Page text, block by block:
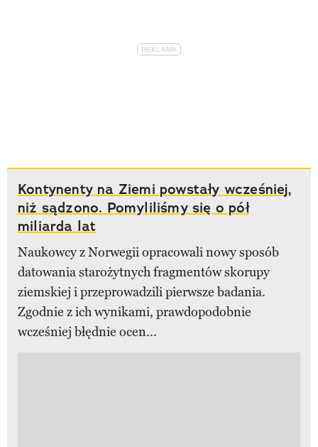
Kontynenty na Ziemi powstały wcześniej,
niż sądzono. Pomyliliśmy się o pół
miliarda lat
Naukowcy z Norwegii opracowali nowy sposób
datowania starożytnych fragmentów skorupy
ziemskiej i przeprowadzili pierwsze badania.
Zgodnie z ich wynikami, prawdopodobnie
wcześniej błędnie ocen...